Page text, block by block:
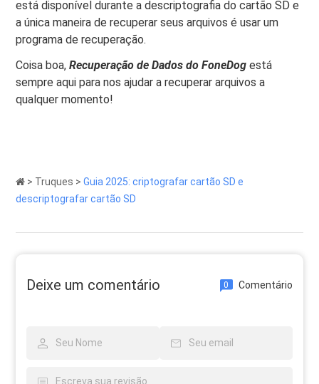
está disponível durante a descriptografia do cartão SD e
a única maneira de recuperar seus arquivos é usar um
programa de recuperação.
Coisa boa,Recuperação de Dados do FoneDog está
sempre aqui para nos ajudar a recuperar arquivos a
qualquer momento!
> Truques >Guia 2025: criptografar cartão SD e
descriptografar cartão SD
Deixe um comentário 0 Comentário